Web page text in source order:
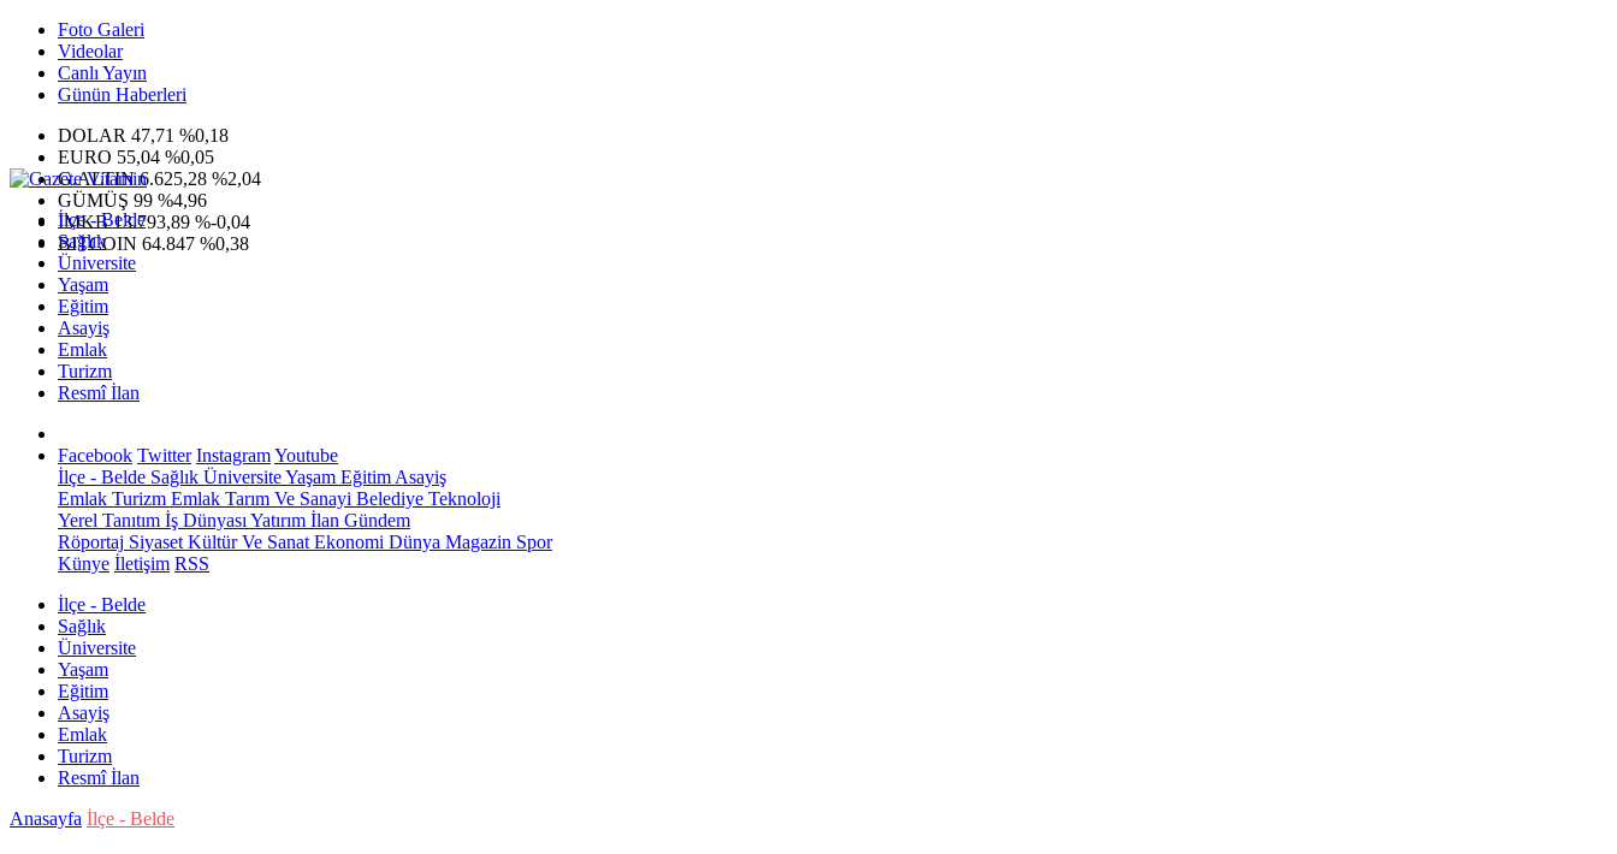
Foto Galeri
Videolar
Canlı Yayın
Günün Haberleri
DOLAR 47,71 %0,18
EURO 55,04 %0,05
G.ALTIN6.625,28 %2,04
GÜMÜŞ 99 %4,96
IMKB13.793,89 %-0,04
BITCOIN 64.847 %0,38
İlçe - Belde
Sağlık
Üniversite
Yaşam
Eğitim
Asayiş
Emlak
Turizm
Resmî İlan
Facebook Twitter InstagramYoutube
İlçe - Belde Sağlık ÜniversiteYaşam Eğitim Asayiş
Emlak Turizm Emlak Tarım Ve Sanayi Belediye Teknoloji
Yerel Tanıtım İş Dünyası Yatırım İlan Gündem
Röportaj Siyaset Kültür Ve Sanat Ekonomi Dünya Magazin Spor
Künye İletişim RSS
İlçe - Belde
Sağlık
Üniversite
Yaşam
Eğitim
Asayiş
Emlak
Turizm
Resmî İlan
Anasayfa İlçe - Belde